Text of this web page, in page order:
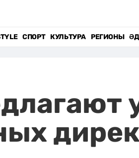
СПОРТ КУЛЬТУРА РЕГИОНЫ